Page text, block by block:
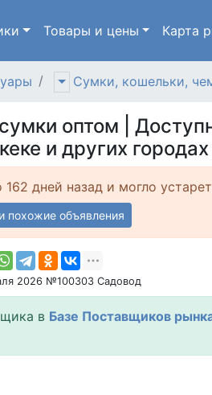
Товары и цены Карта
Сумки, кошельки,
оптом |
и других городах
дней назад и могло
похожие объявления
2026 №100303 Садовод
в Базе Поставщиков